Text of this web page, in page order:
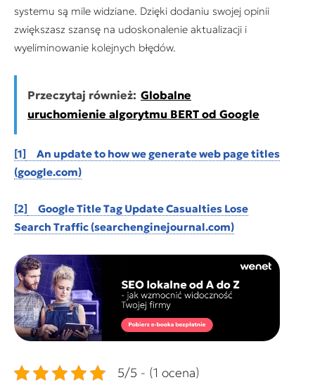
systemu są mile widziane. Dzięki dodaniu swojej opinii
zwiększasz szansę na udoskonalenie aktualizacji i
wyeliminowanie kolejnych błędów.
Przeczytaj również: Globalne
uruchomienie algorytmu BERT od Google
[1] An update to how we generate web page titles
(google.com)
[2] Google Title Tag Update Casualties Lose
Search Traffic (searchenginejournal.com)
5/5 - (1 ocena)